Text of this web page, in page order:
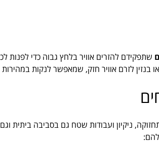
שתפקידם להזרים אוויר בלחץ גבוה כדי לפנות
לזרם אוויר חזק, שמאפשר לנקות במהירות
ניקיון ועבודות שטח גם בסביבה ביתית